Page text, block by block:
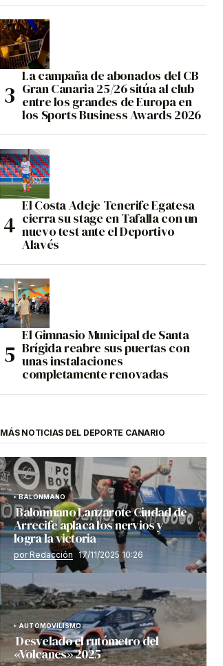
La campaña de abonados del CB
Gran Canaria 25/26 sitúa al club
entre los grandes de Europa en
los Sports Business Awards 2026
El Costa Adeje Tenerife Egatesa
cierra su stage en Tafalla con un
nuevo test ante el Deportivo
Alavés
El Gimnasio Municipal de Santa
Brígida reabre sus puertas con
unas instalaciones
completamente renovadas
MÁS NOTICIAS DEL DEPORTE CANARIO
BALONMANO
Balonmano Lanzarote Ciudad de
Arrecife aplaca los nervios y
logra la victoria
por Redacción 17/11/2025 10:26
AUTOMOVILISMO
Desvelado el rutómetro del
«Volcanes» 2025